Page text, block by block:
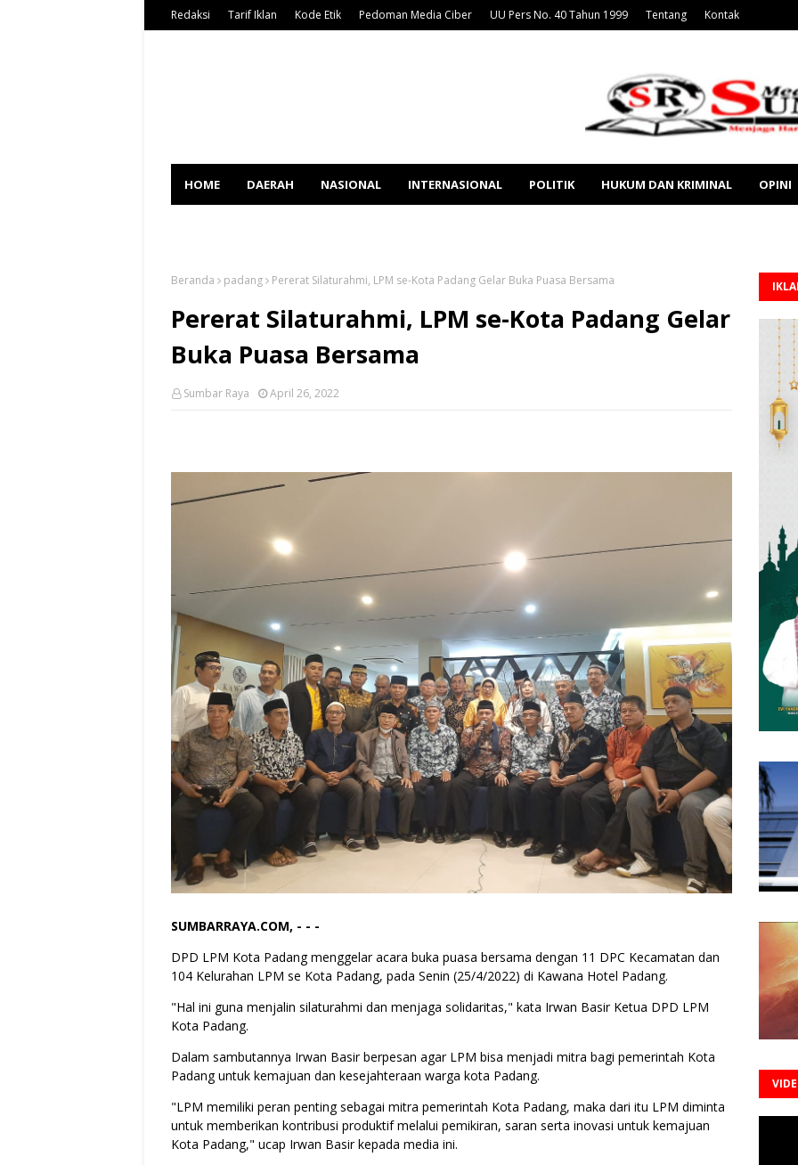
Redaksi Tarif Iklan Kode Etik Pedoman Media Ciber UU Pers No. 40 Tahun 1999 Tentang Kontak
HOME DAERAH NASIONAL INTERNASIONAL POLITIK HUKUM DAN KRIMINAL OPINI
Beranda padang Pererat Silaturahmi, LPM se-Kota Padang Gelar Buka Puasa Bersama
Pererat Silaturahmi, LPM se-Kota Padang Gelar
Buka Puasa Bersama
Sumbar Raya April 26, 2022
SUMBARRAYA.COM, - - -
DPD LPM Kota Padang menggelar acara buka puasa bersama dengan 11 DPC Kecamatan dan
104 Kelurahan LPM se Kota Padang, pada Senin (25/4/2022) di Kawana Hotel Padang.
"Hal ini guna menjalin silaturahmi dan menjaga solidaritas," kata Irwan Basir Ketua DPD LPM
Kota Padang.
Dalam sambutannya Irwan Basir berpesan agar LPM bisa menjadi mitra bagi pemerintah Kota
Padang untuk kemajuan dan kesejahteraan warga kota Padang.
"LPM memiliki peran penting sebagai mitra pemerintah Kota Padang, maka dari itu LPM diminta
untuk memberikan kontribusi produktif melalui pemikiran, saran serta inovasi untuk kemajuan
Kota Padang," ucap Irwan Basir kepada media ini.